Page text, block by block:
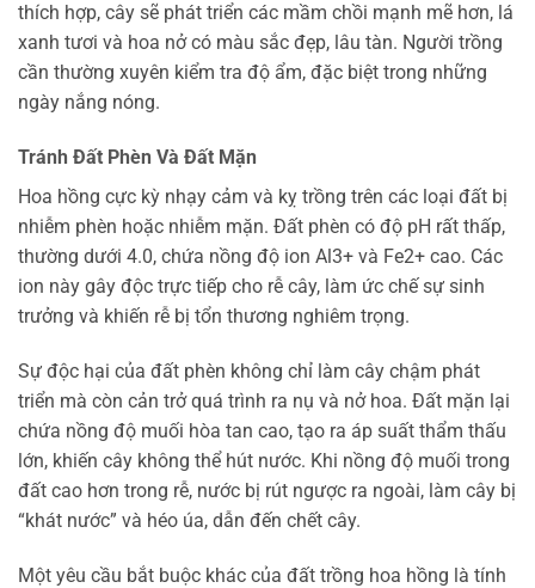
thích hợp, cây sẽ phát triển các mầm chồi mạnh mẽ hơn, lá
xanh tươi và hoa nở có màu sắc đẹp, lâu tàn. Người trồng
cần thường xuyên kiểm tra độ ẩm, đặc biệt trong những
ngày nắng nóng.
Tránh Đất Phèn Và Đất Mặn
Hoa hồng cực kỳ nhạy cảm và kỵ trồng trên các loại đất bị
nhiễm phèn hoặc nhiễm mặn. Đất phèn có độ pH rất thấp,
thường dưới 4.0, chứa nồng độ ion Al3+ và Fe2+ cao. Các
ion này gây độc trực tiếp cho rễ cây, làm ức chế sự sinh
trưởng và khiến rễ bị tổn thương nghiêm trọng.
Sự độc hại của đất phèn không chỉ làm cây chậm phát
triển mà còn cản trở quá trình ra nụ và nở hoa. Đất mặn lại
chứa nồng độ muối hòa tan cao, tạo ra áp suất thẩm thấu
lớn, khiến cây không thể hút nước. Khi nồng độ muối trong
đất cao hơn trong rễ, nước bị rút ngược ra ngoài, làm cây bị
“khát nước” và héo úa, dẫn đến chết cây.
Một yêu cầu bắt buộc khác của đất trồng hoa hồng là tính